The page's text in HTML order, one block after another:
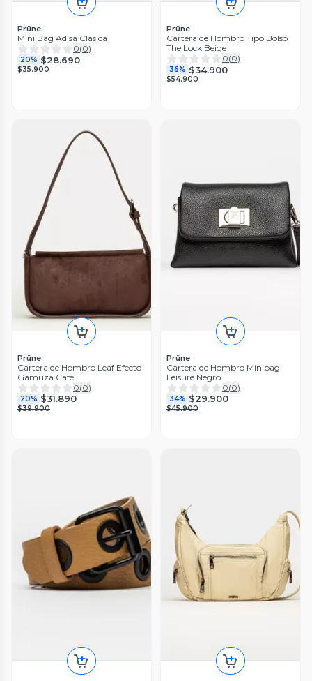
Prüne
Mini Bag Adisa Clásica
0(0)
20% $28.690
$35.900
Prüne
Cartera de Hombro Tipo Bolso
The Lock Beige
0(0)
36% $34.900
$54.900
Prüne
Cartera de Hombro Leaf Efecto
Gamuza Café
0(0)
20% $31.890
$39.900
Prüne
Cartera de Hombro Minibag
Leisure Negro
0(0)
34% $29.900
$45.900